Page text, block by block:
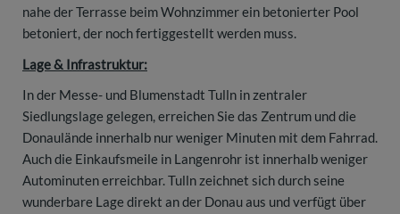
nahe der Terrasse beim Wohnzimmer ein betonierter Pool
betoniert, der noch fertiggestellt werden muss.
Lage & Infrastruktur:
In der Messe- und Blumenstadt Tulln in zentraler
Siedlungslage gelegen, erreichen Sie das Zentrum und die
Donaulände innerhalb nur weniger Minuten mit dem Fahrrad.
Auch die Einkaufsmeile in Langenrohr ist innerhalb weniger
Autominuten erreichbar. Tulln zeichnet sich durch seine
wunderbare Lage direkt an der Donau aus und verfügt über